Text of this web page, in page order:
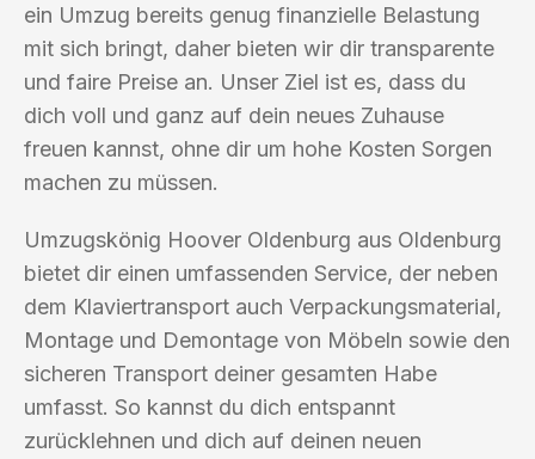
ein Umzug bereits genug finanzielle Belastung
mit sich bringt, daher bieten wir dir transparente
und faire Preise an. Unser Ziel ist es, dass du
dich voll und ganz auf dein neues Zuhause
freuen kannst, ohne dir um hohe Kosten Sorgen
machen zu müssen.
Umzugskönig Hoover Oldenburg aus Oldenburg
bietet dir einen umfassenden Service, der neben
dem Klaviertransport auch Verpackungsmaterial,
Montage und Demontage von Möbeln sowie den
sicheren Transport deiner gesamten Habe
umfasst. So kannst du dich entspannt
zurücklehnen und dich auf deinen neuen